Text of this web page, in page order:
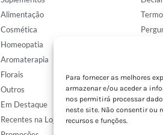
Para fornecer as melhores
armazenar e/ou aceder a
nos permitirá processar
neste site. Não consentir ou
recursos e funções.
Alimentação
Cosmética
Homeopatia
Aromaterapia
Florais
Outros
Em Destaque
Recentes na Loja